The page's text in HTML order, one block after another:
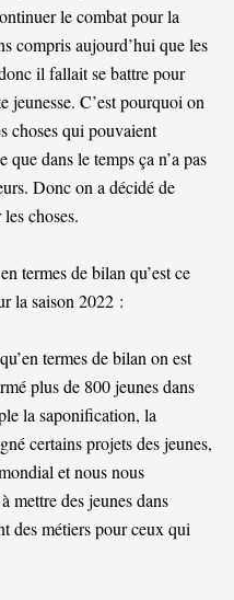
le combat pour la
compris aujourd’hui que les
il fallait se battre pour
jeunesse. C’est pourquoi on
choses qui pouvaient
dans le temps ça n’a pas
Donc on a décidé de
choses.
termes de bilan qu’est ce
la saison 2022 :
termes de bilan on est
plus de 800 jeunes dans
la saponification, la
certains projets des jeunes,
et nous nous
mettre des jeunes dans
des métiers pour ceux qui